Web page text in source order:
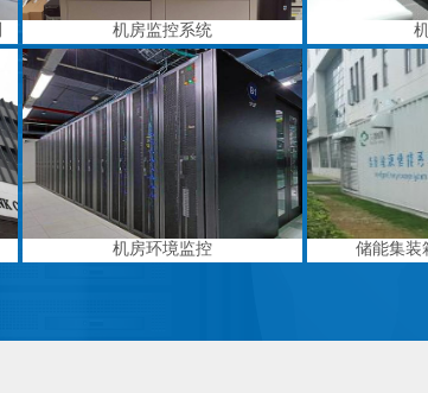
机房监控系统
机房环境监控 储能集装